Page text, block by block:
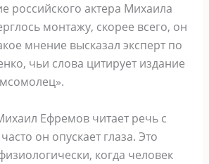
российского актера Михаила
монтажу, скорее всего, он
мнение высказал эксперт по
чьи слова цитирует издание
Ефремов читает речь с
он опускает глаза. Это
когда человек